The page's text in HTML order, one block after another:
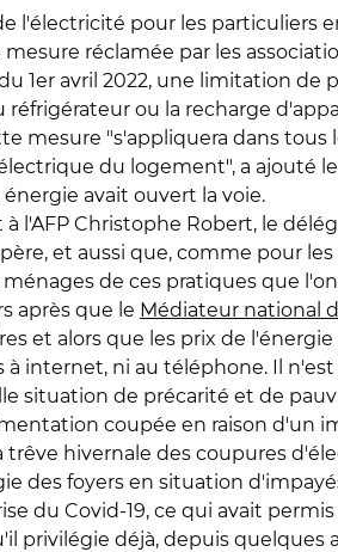
l'électricité pour les
réclamée par les
1er avril 2022, une limitation de
ou la recharge
mesure "s'appliquera dans
du logement", a ajouté
avait ouvert la voie.
l'AFP Christophe Robert, le
et aussi que, comme pour
de ces pratiques que
après que le Médiateur national
et alors que les prix de
à internet, ni au téléphone. Il
situation de précarité et de
coupée en raison d'un
hivernale des coupures
des foyers en situation
du Covid-19, ce qui avait
privilégie déjà, depuis